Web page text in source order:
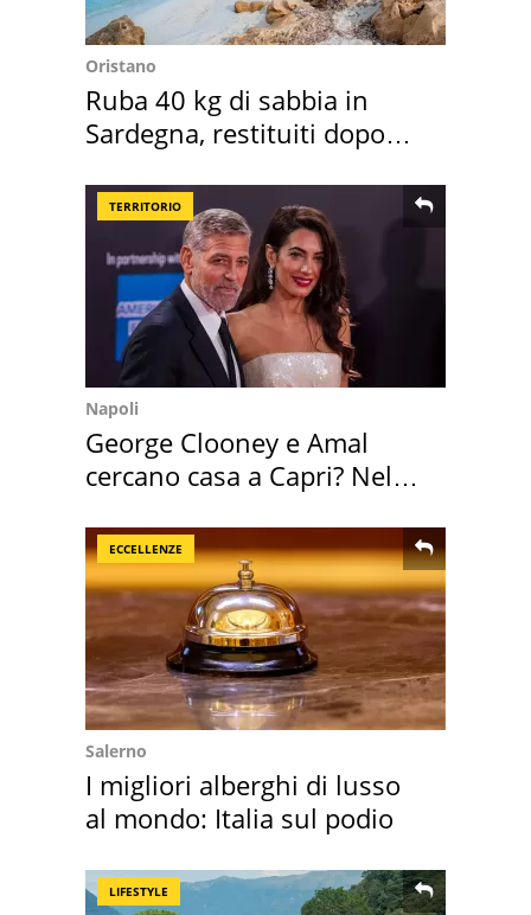
Oristano
Ruba 40 kg di sabbia in
Sardegna, restituiti dopo
TERRITORIO
Napoli
George Clooney e Amal
cercano casa a Capri? Nel
ECCELLENZE
Salerno
I migliori alberghi di lusso
al mondo: Italia sul podio
LIFESTYLE